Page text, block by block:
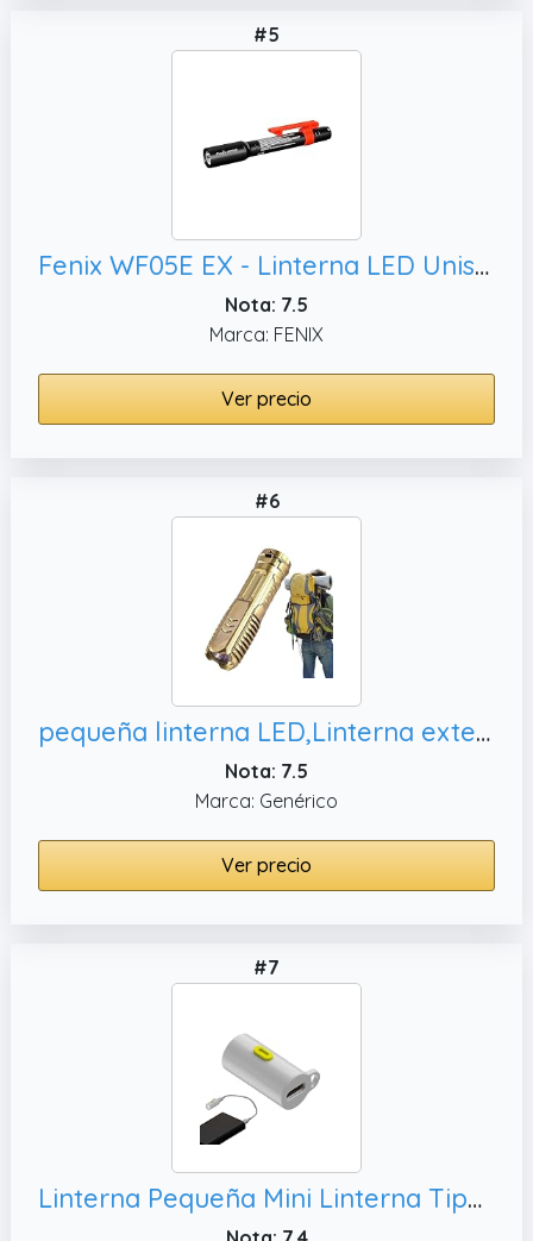
#5
Fenix WF05E EX - Linterna LED Unisex (Talla pequeña),Color Negro
Nota: 7.5
Marca: FENIX
Ver precio
#6
pequeña linterna LED,Linterna exterior portátil recargable USB para hombres y mujeres
Nota: 7.5
Marca: Genérico
Ver precio
#7
Linterna Pequeña Mini Linterna Tipo C Compacta Brillante Recargable